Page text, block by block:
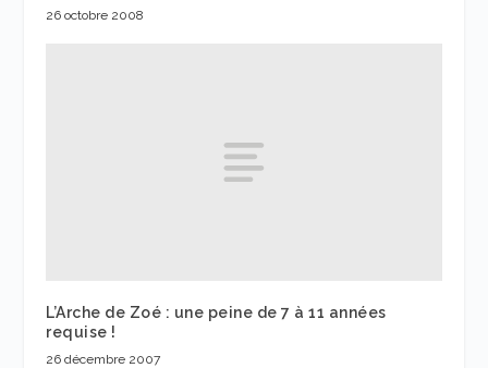
26 octobre 2008
L’Arche de Zoé : une peine de 7 à 11 années
requise !
26 décembre 2007